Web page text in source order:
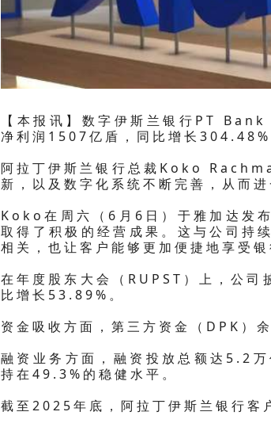
【本报讯】数字伊斯兰银行PT
净利润1507亿盾，同比增长304.48%
阿拉丁伊斯兰银行总裁Koko
新，以及数字化系统不断完善，从而
Koko在周六（6月6日）于雅加达发
取得了积极的经营成果。这与公司持
相关，也让客户能够更加便捷地享受银
在年度股东大会（RUPST）上，公
比增长53.89%。
资金吸收方面，第三方资金（DPK）
融资业务方面，融资投放总额达5.2
持在49.3%的稳健水平。
截至2025年底，阿拉丁伊斯兰银行客